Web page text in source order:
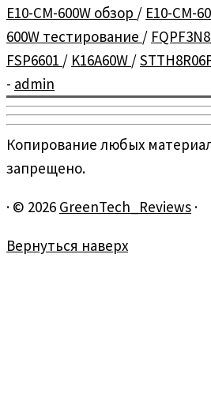
E10-CM-600W обзор / E10-CM-
600W тестирование /
FSP6601 / K16A60W /
- admin
Копирование любых
запрещено.
· © 2026 GreenTech_Reviews ·
Вернуться наверх